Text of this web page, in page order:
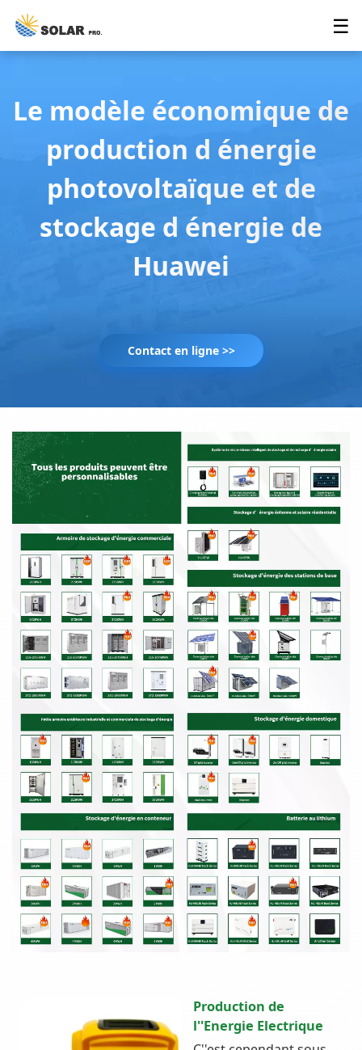
☰
Le modèle économique de
production d énergie
photovoltaïque et de
stockage d énergie de
Huawei
Contact en ligne >>
Production de
l''Energie Electrique